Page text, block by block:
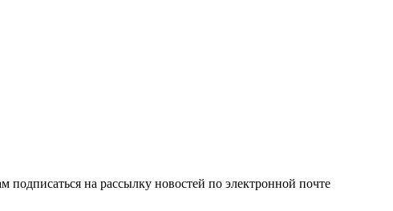
на рассылку новостей по электронной почте